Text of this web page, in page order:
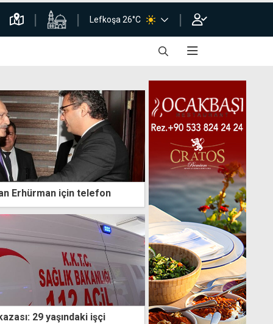
Lefkoşa 26°C
Erhürman için telefon
29 yaşındaki işçi